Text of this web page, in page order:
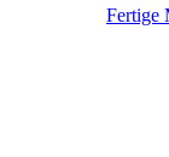
Fertige